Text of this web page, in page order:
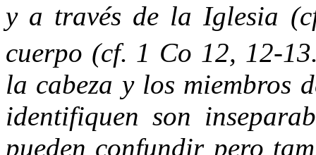
y a través de la Iglesia
cuerpo (cf. 1 Co 12, 12-
la cabeza y los miembros
identifiquen son
pueden confundir pero